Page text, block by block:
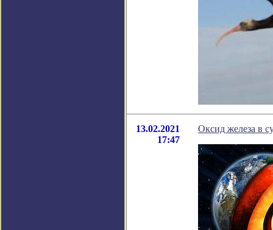
13.02.2021
17:47
Оксид железа в